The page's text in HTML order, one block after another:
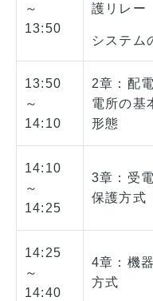
～
13:50
護リレー
システム
13:50
～
14:10
2章：配
電所の基
形態
14:10
～
14:25
3章：受
保護方式
14:25
～
14:40
4章：機
方式